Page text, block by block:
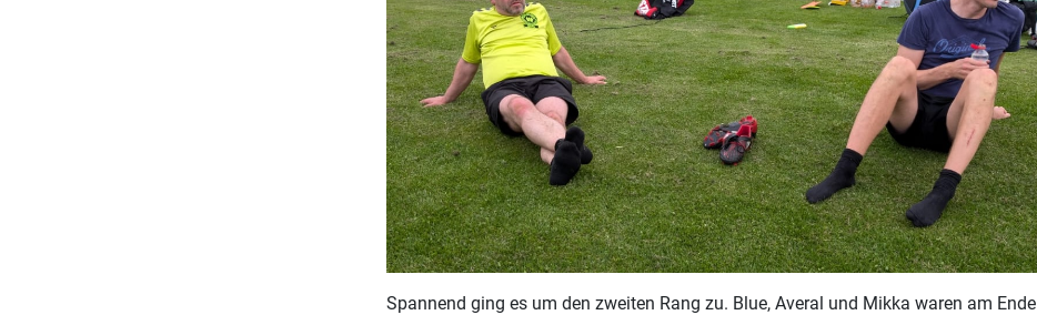
Spannend ging es um den zweiten Rang zu. Blue, Averal und Mikka waren am Ende